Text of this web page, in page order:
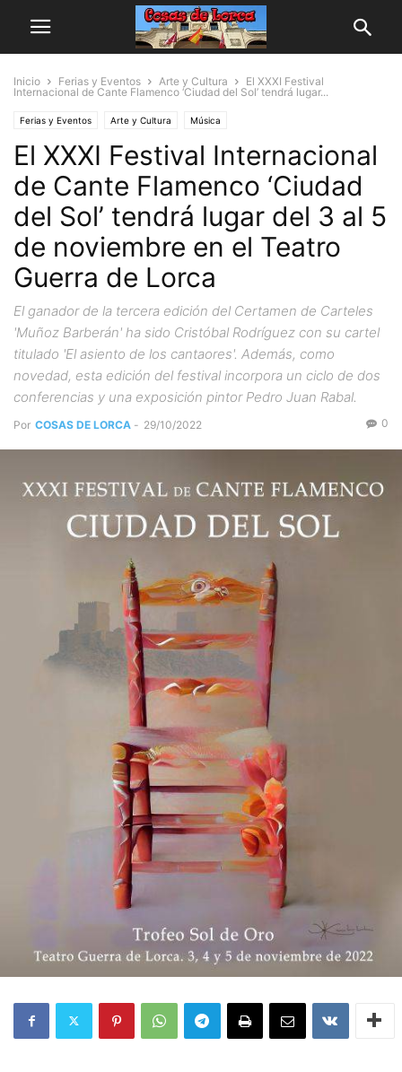
Inicio Ferias y Eventos Arte y Cultura
El XXXI Festival
Internacional de Cante Flamenco ‘Ciudad del Sol’ tendrá lugar...
Ferias y Eventos Arte y Cultura Música
El XXXI Festival Internacional
de Cante Flamenco ‘Ciudad
del Sol’ tendrá lugar del 3 al 5
de noviembre en el Teatro
Guerra de Lorca
El ganador de la tercera edición del Certamen de Carteles
'Muñoz Barberán' ha sido Cristóbal Rodríguez con su cartel
titulado 'El asiento de los cantaores'. Además, como
novedad, esta edición del festival incorpora un ciclo de dos
conferencias y una exposición pintor Pedro Juan Rabal.
Por COSAS DE LORCA - 29/10/2022 0